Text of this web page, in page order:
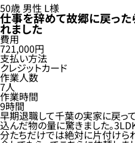
50歳 男性 L様
仕事を辞めて故郷に戻っ
れました
費用
721,000円
支払い方法
クレジットカード
作業人数
7人
作業時間
9時間
早期退職して千葉の実家に戻っ
込んだ物の量に驚きました。
分たちだけでは絶対に片付けら